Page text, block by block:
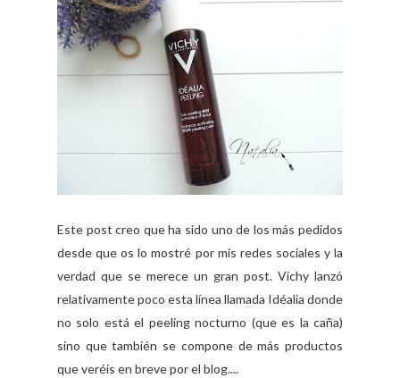
Este post creo que ha sido uno de los más pedidos
desde que os lo mostré por mis redes sociales y la
verdad que se merece un gran post. Vichy lanzó
relativamente poco esta línea llamada Idéalia donde
no solo está el peeling nocturno (que es la caña)
sino que también se compone de más productos
que veréis en breve por el blog....